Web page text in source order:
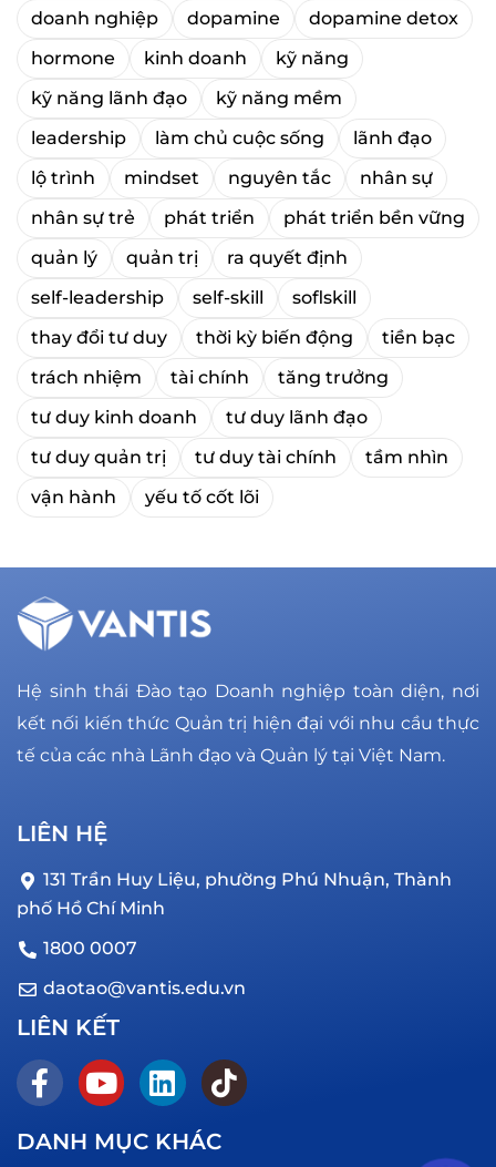
doanh nghiệp
dopamine
dopamine detox
hormone
kinh doanh
kỹ năng
kỹ năng lãnh đạo
kỹ năng mềm
leadership
làm chủ cuộc sống
lãnh đạo
lộ trình
mindset nguyên tắc
nhân sự
nhân sự trẻ
phát triển
phát triển bền vững
quản lý
quản trị
ra quyết định
self-leadership
self-skill
soflskill
thay đổi tư duy
thời kỳ biến động
tiền bạc
trách nhiệm
tài chính
tăng trưởng
tư duy kinh doanh
tư duy lãnh đạo
tư duy quản trị
tư duy tài chính
tầm nhìn
vận hành
yếu tố cốt lõi
Hệ sinh thái Đào tạo Doanh nghiệp toàn diện, nơi
kết nối kiến thức Quản trị hiện đại với nhu cầu thực
tế của các nhà Lãnh đạo và Quản lý tại Việt Nam.
LIÊN HỆ
131 Trần Huy Liệu, phường Phú Nhuận, Thành
phố Hồ Chí Minh
1800 0007
daotao@vantis.edu.vn
LIÊN KẾT
DANH MỤC KHÁC